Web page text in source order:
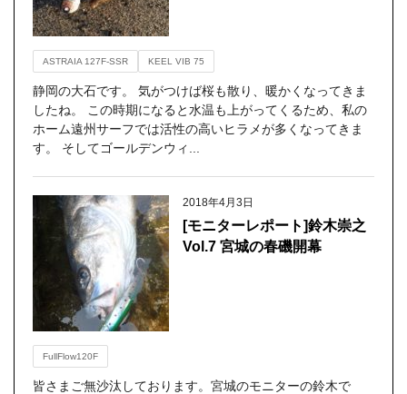
ASTRAIA 127F-SSR KEEL VIB 75
静岡の大石です。 気がつけば桜も散り、暖かくなってきま
したね。 この時期になると水温も上がってくるため、私の
ホーム遠州サーフでは活性の高いヒラメが多くなってきま
す。 そしてゴールデンウィ...
2018年4月3日
[モニターレポート]鈴木崇之
Vol.7 宮城の春磯開幕
FullFlow120F
皆さまご無沙汰しております。宮城のモニターの鈴木で